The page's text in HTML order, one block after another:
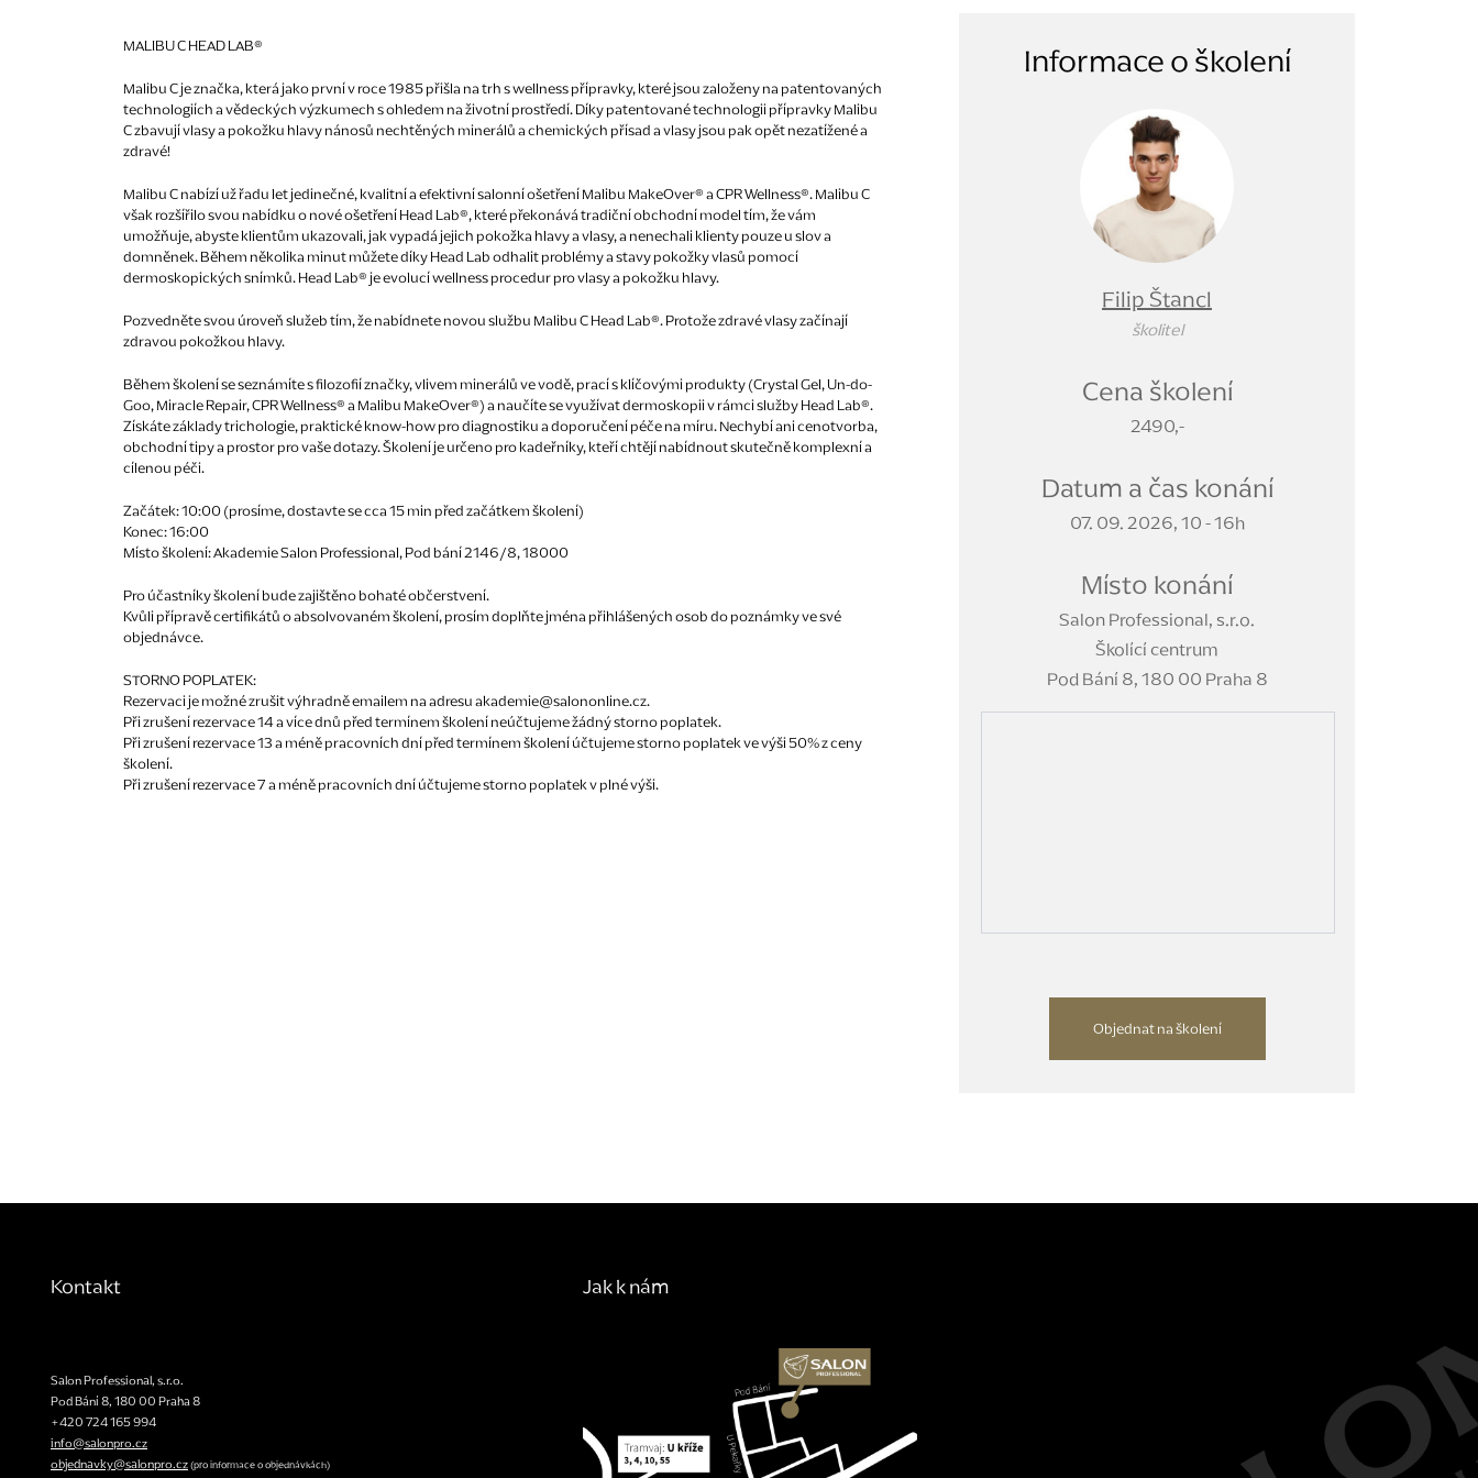
MALIBU C HEAD LAB®
Malibu C je značka, která jako první v roce 1985 přišla na trh s wellness přípravky, které jsou založeny na patentovaných
technologiích a vědeckých výzkumech s ohledem na životní prostředí. Díky patentované technologii přípravky Malibu
C zbavují vlasy a pokožku hlavy nánosů nechtěných minerálů a chemických přísad a vlasy jsou pak opět nezatížené a
zdravé!
Malibu C nabízí už řadu let jedinečné, kvalitní a efektivní salonní ošetření Malibu MakeOver® a CPR Wellness®. Malibu C
však rozšířilo svou nabídku o nové ošetření Head Lab®, které překonává tradiční obchodní model tím, že vám
umožňuje, abyste klientům ukazovali, jak vypadá jejich pokožka hlavy a vlasy, a nenechali klienty pouze u slov a
domněnek. Během několika minut můžete díky Head Lab odhalit problémy a stavy pokožky vlasů pomocí
dermoskopických snímků. Head Lab® je evolucí wellness procedur pro vlasy a pokožku hlavy.
Pozvedněte svou úroveň služeb tím, že nabídnete novou službu Malibu C Head Lab®. Protože zdravé vlasy začínají
zdravou pokožkou hlavy.
Během školení se seznámíte s filozofií značky, vlivem minerálů ve vodě, prací s klíčovými produkty (Crystal Gel, Un-do-
Goo, Miracle Repair, CPR Wellness® a Malibu MakeOver®) a naučíte se využívat dermoskopii v rámci služby Head Lab®.
Získáte základy trichologie, praktické know-how pro diagnostiku a doporučení péče na míru. Nechybí ani cenotvorba,
obchodní tipy a prostor pro vaše dotazy. Školení je určeno pro kadeřníky, kteří chtějí nabídnout skutečně komplexní a
cílenou péči.
Začátek: 10:00 (prosíme, dostavte se cca 15 min před začátkem školení)
Konec: 16:00
Místo školení: Akademie Salon Professional, Pod bání 2146/8, 18000
Pro účastníky školení bude zajištěno bohaté občerstvení.
Kvůli přípravě certifikátů o absolvovaném školení, prosím doplňte jména přihlášených osob do poznámky ve své
objednávce.
STORNO POPLATEK:
Rezervaci je možné zrušit výhradně emailem na adresu akademie@salononline.cz.
Při zrušení rezervace 14 a více dnů před termínem školení neúčtujeme žádný storno poplatek.
Při zrušení rezervace 13 a méně pracovních dní před termínem školení účtujeme storno poplatek ve výši 50% z ceny
školení.
Při zrušení rezervace 7 a méně pracovních dní účtujeme storno poplatek v plné výši.
Informace o školení
Filip Štancl
školitel
Cena školení
2490,-
Datum a čas konání
07. 09. 2026, 10 - 16h
Místo konání
Salon Professional, s.r.o.
Školící centrum
Pod Bání 8, 180 00 Praha 8
Objednat na školení
Kontakt
Salon Professional, s.r.o.
Pod Bání 8,180 00Praha 8
+420 724 165 994
info@salonpro.cz
objednavky@salonpro.cz(pro informace o objednávkách)
Jak k nám